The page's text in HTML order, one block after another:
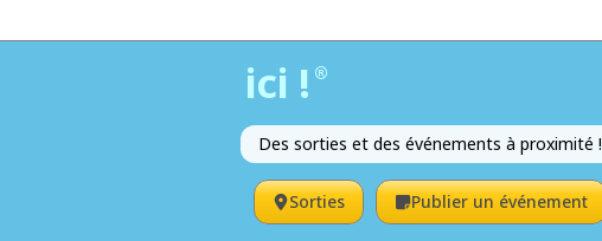
ici ! ®
Des sorties et des événements à proximité !
Sorties Publier un événement